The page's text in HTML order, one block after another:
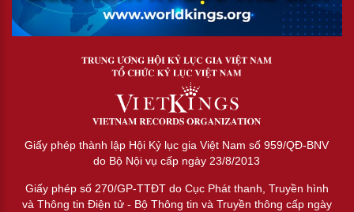
Giấy phép thành lập Hội Kỷ lục gia Việt Nam số 959/QĐ-BNV
do Bộ Nội vụ cấp ngày 23/8/2013
Giấy phép số 270/GP-TTĐT do Cục Phát thanh, Truyền hình
và Thông tin Điện tử - Bộ Thông tin và Truyền thông cấp ngày